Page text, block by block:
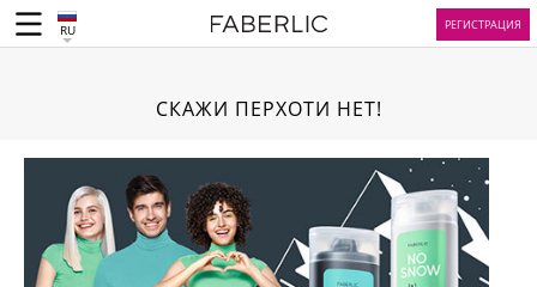
RU РЕГИСТРАЦИЯ
СКАЖИ ПЕРХОТИ НЕТ!